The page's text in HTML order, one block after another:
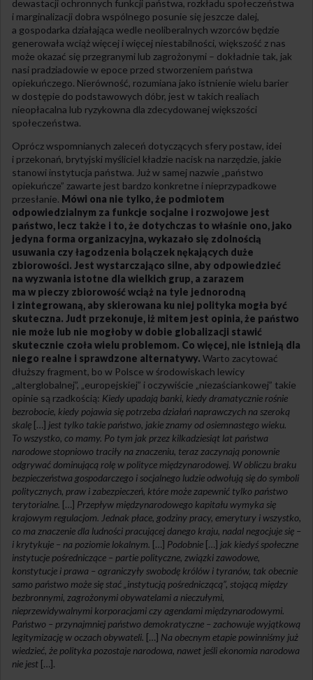
dewastacji ochronnych funkcji państwa, rozkładu społeczeństwa
i marginalizacji dobra wspólnego posunie się jeszcze dalej,
a gospodarka działająca wedle neoliberalnych wzorców będzie
generowała wciąż więcej i więcej niestabilności, większość z nas
może okazać się przegranymi lub zagrożonymi – dokładnie tak, jak
nasi pradziadowie w epoce przed stworzeniem państwa
opiekuńczego. Nierówność, rozumiana jako istnienie wielu barier
w dostępie do podstawowych dóbr, jest w takich realiach
nieopłacalna lub ryzykowna dla zdecydowanej większości
społeczeństwa.
Oprócz wspomnianych zaleceń dotyczących sfery postaw, idei
i przekonań, brytyjski myśliciel kładzie nacisk na narzędzie, jakie
stanowi instytucja państwa. Już w samej nazwie „państwo
opiekuńcze” zawarte jest bardzo konkretne i nieprzypadkowe
przesłanie. Mówi ona nie tylko, że podmiotem
odpowiedzialnym za funkcje socjalne i rozwojowe jest
państwo, lecz także i to, że dotychczas to właśnie ono, jako
jedyna forma organizacyjna, wykazało się zdolnością
usuwania czy łagodzenia bolączek nękających duże
zbiorowości. Jest wystarczająco silne, aby odpowiedzieć
na wyzwania istotne dla wielkich grup, a zarazem
ma w pieczy zbiorowość wciąż na tyle jednorodną
i zintegrowaną, aby skierowana ku niej polityka mogła być
skuteczna. Judt przekonuje, iż mitem jest opinia, że państwo
nie może lub nie mogłoby w dobie globalizacji stawić
skutecznie czoła wielu problemom. Co więcej, nie istnieją dla
niego realne i sprawdzone alternatywy. Warto zacytować
dłuższy fragment, bo w Polsce w środowiskach lewicy
„alterglobalnej”, „europejskiej” i oczywiście „niezaściankowej” takie
opinie są rzadkością: Kiedy upadają banki, kiedy dramatycznie rośnie
bezrobocie, kiedy pojawia się potrzeba działań naprawczych na szeroką
skalę […] jest tylko takie państwo, jakie znamy od osiemnastego wieku.
To wszystko, co mamy. Po tym jak przez kilkadziesiąt lat państwa
narodowe stopniowo traciły na znaczeniu, teraz zaczynają ponownie
odgrywać dominującą rolę w polityce międzynarodowej. W obliczu braku
bezpieczeństwa gospodarczego i socjalnego ludzie odwołują się do symboli
politycznych, praw i zabezpieczeń, które może zapewnić tylko państwo
terytorialne. […] Przepływ międzynarodowego kapitału wymyka się
krajowym regulacjom. Jednak płace, godziny pracy, emerytury i wszystko,
co ma znaczenie dla ludności pracującej danego kraju, nadal negocjuje się –
i krytykuje – na poziomie lokalnym. […] Podobnie […] jak kiedyś społeczne
instytucje pośredniczące – partie polityczne, związki zawodowe,
konstytucje i prawa – ograniczyły swobodę królów i tyranów, tak obecnie
samo państwo może się stać „instytucją pośredniczącą”, stojącą między
bezbronnymi, zagrożonymi obywatelami a nieczułymi,
nieprzewidywalnymi korporacjami czy agendami międzynarodowymi.
Państwo – przynajmniej państwo demokratyczne – zachowuje wyjątkową
legitymizację w oczach obywateli. […] Na obecnym etapie powinniśmy już
wiedzieć, że polityka pozostaje narodowa, nawet jeśli ekonomia narodowa
nie jest […].